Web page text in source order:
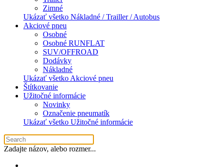
Zimné
Ukázať všetko Nákladné / Trailler / Autobus
Akciové pneu
Osobné
Osobné RUNFLAT
SUV/OFFROAD
Dodávky
Nákladné
Ukázať všetko Akciové pneu
Štítkovanie
Užitočné informácie
Novinky
Označenie pneumatík
Ukázať všetko Užitočné informácie
Zadajte názov, alebo rozmer...